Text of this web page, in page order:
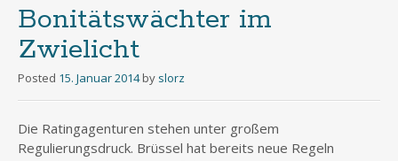
Bonitätswächter im
Zwielicht
Posted 15. Januar 2014 by slorz
Die Ratingagenturen stehen unter großem
Regulierungsdruck. Brüssel hat bereits neue Regeln